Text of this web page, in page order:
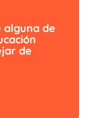
alguna de
de